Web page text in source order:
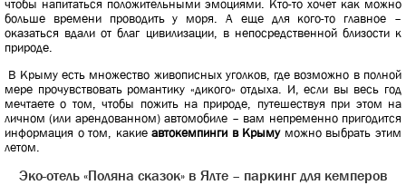
чтобы напитаться положительными эмоциями. Кто-то хочет как можно
больше времени проводить у моря. А еще для кого-то главное –
оказаться вдали от благ цивилизации, в непосредственной близости к
природе.
В Крыму есть множество живописных уголков, где возможно в полной
мере прочувствовать романтику «дикого» отдыха. И, если вы весь год
мечтаете о том, чтобы пожить на природе, путешествуя при этом на
личном (или арендованном) автомобиле – вам непременно пригодится
информация о том, какиеавтокемпинги в Крымуможно выбрать этим
летом.
Эко-отель «Поляна сказок» в Ялте – паркинг для кемперов